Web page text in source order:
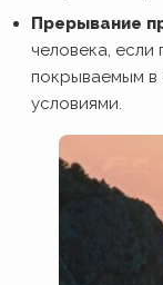
Прерывание
человека,
покрываемым в
условиями.